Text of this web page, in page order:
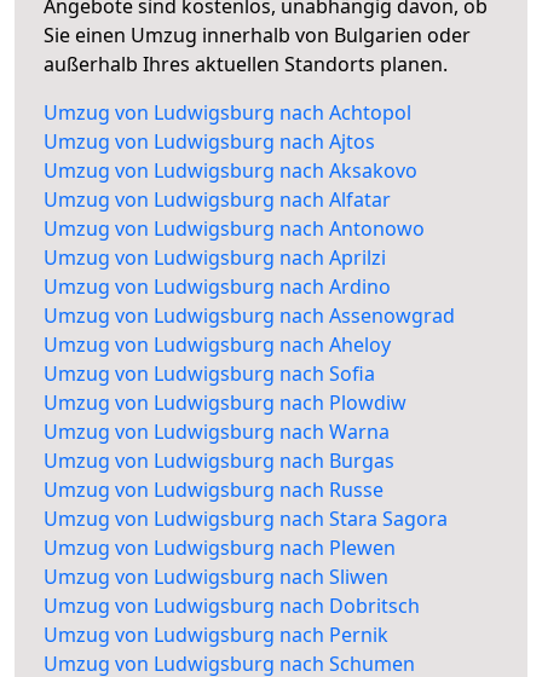
Angebote sind kostenlos, unabhängig davon, ob
Sie einen Umzug innerhalb von Bulgarien oder
außerhalb Ihres aktuellen Standorts planen.
Umzug von Ludwigsburg nach Achtopol
Umzug von Ludwigsburg nach Ajtos
Umzug von Ludwigsburg nach Aksakovo
Umzug von Ludwigsburg nach Alfatar
Umzug von Ludwigsburg nach Antonowo
Umzug von Ludwigsburg nach Aprilzi
Umzug von Ludwigsburg nach Ardino
Umzug von Ludwigsburg nach Assenowgrad
Umzug von Ludwigsburg nach Aheloy
Umzug von Ludwigsburg nach Sofia
Umzug von Ludwigsburg nach Plowdiw
Umzug von Ludwigsburg nach Warna
Umzug von Ludwigsburg nach Burgas
Umzug von Ludwigsburg nach Russe
Umzug von Ludwigsburg nach Stara Sagora
Umzug von Ludwigsburg nach Plewen
Umzug von Ludwigsburg nach Sliwen
Umzug von Ludwigsburg nach Dobritsch
Umzug von Ludwigsburg nach Pernik
Umzug von Ludwigsburg nach Schumen